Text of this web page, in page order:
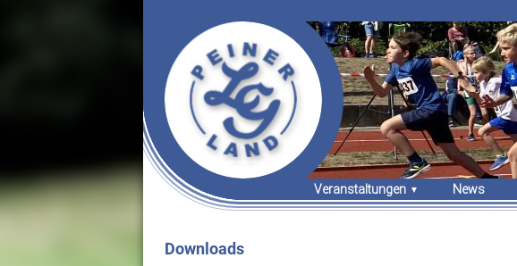
Veranstaltungen
Termine & Ergebnisse
News
Downloads